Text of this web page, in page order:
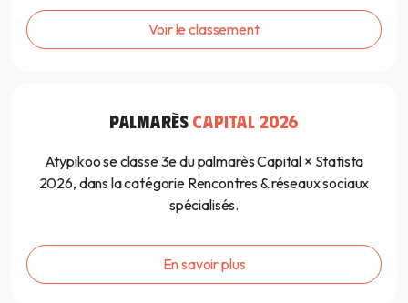
Voir le classement
PALMARÈS CAPITAL 2026
Atypikoo se classe 3e du palmarès Capital × Statista
2026, dans la catégorie Rencontres & réseaux sociaux
spécialisés.
En savoir plus